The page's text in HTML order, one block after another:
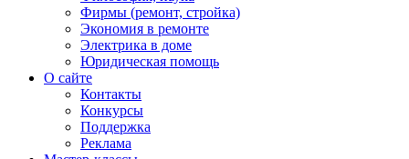
Фирмы (ремонт, стройка)
Экономия в ремонте
Электрика в доме
Юридическая помощь
О сайте
Контакты
Конкурсы
Поддержка
Реклама